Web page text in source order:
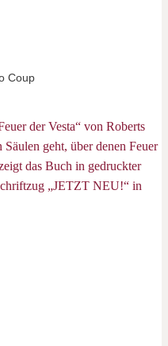
Coup